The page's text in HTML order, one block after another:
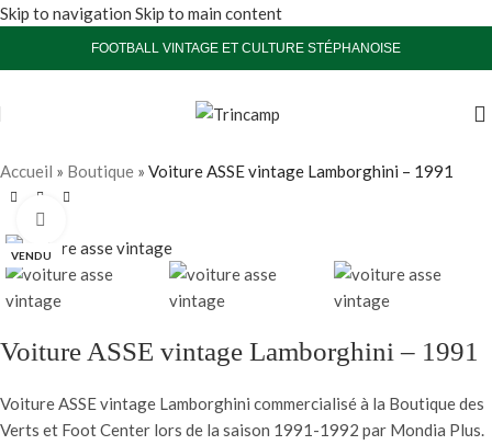
Skip to navigation Skip to main content
FOOTBALL VINTAGE ET CULTURE STÉPHANOISE
Accueil » Boutique » Voiture ASSE vintage Lamborghini – 1991
VENDU
Voiture ASSE vintage Lamborghini – 1991
Voiture ASSE vintage Lamborghini commercialisé à la Boutique des
Verts et Foot Center lors de la saison 1991-1992 par Mondia Plus.